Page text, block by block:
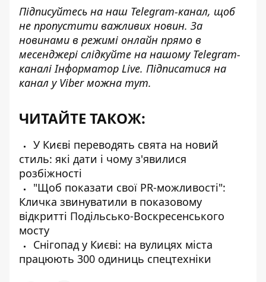
Підписуйтесь на наш Telegram-канал, щоб
не пропустити важливих новин. За
новинами в режимі онлайн прямо в
месенджері слідкуйте на нашому Telegram-
каналіІнформатор Live. Підписатися на
канал у Viber можна тут.
ЧИТАЙТЕ ТАКОЖ:
У Києві переводять свята на новий
стиль: які дати і чому з'явилися
розбіжності
"Щоб показати свої PR-можливості":
Кличка звинуватили в показовому
відкритті Подільсько-Воскресенського
мосту
Снігопад у Києві: на вулицях міста
працюють 300 одиниць спецтехніки